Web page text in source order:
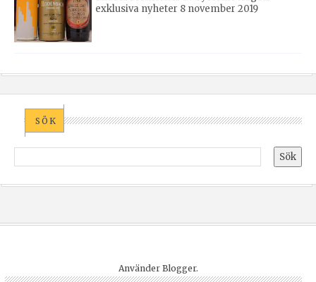
exklusiva nyheter 8 november 2019
SÖK
Använder Blogger.